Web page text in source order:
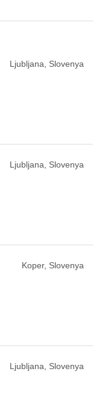
Ljubljana, Slovenya
Ljubljana, Slovenya
Koper, Slovenya
Ljubljana, Slovenya